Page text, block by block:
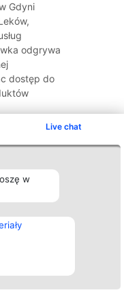
Live chat
w
Gdyni
odgrywa
dostęp do
Kontakt